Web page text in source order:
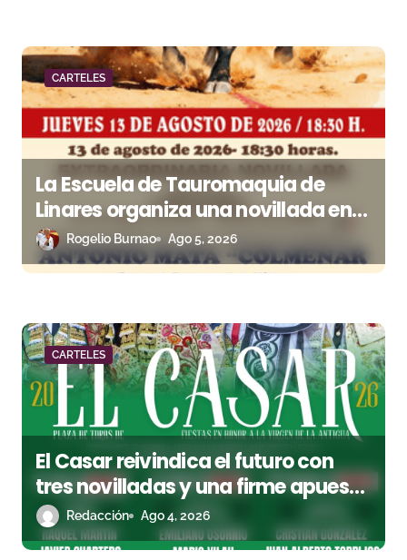
a
d
a
CARTELES
La Escuela de Tauromaquia de
Linares organiza una novillada en
la plaza de toros de Cambil
Rogelio Burnao Ago 5, 2026
CARTELES
El Casar reivindica el futuro con
tres novilladas y una firme apuesta
por la cantera
Redacción Ago 4, 2026